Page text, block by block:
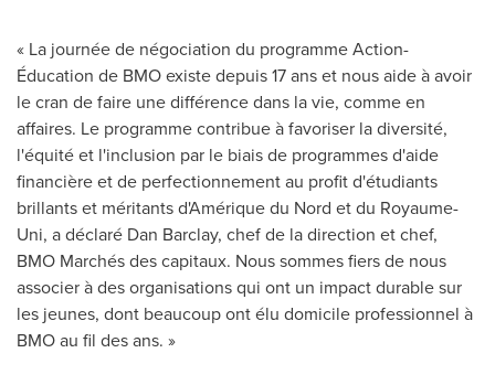
« La journée de négociation du programme Action-
Éducation de BMO existe depuis 17 ans et nous aide à avoir
le cran de faire une différence dans la vie, comme en
affaires. Le programme contribue à favoriser la diversité,
l'équité et l'inclusion par le biais de programmes d'aide
financière et de perfectionnement au profit d'étudiants
brillants et méritants d'Amérique du Nord et du Royaume-
Uni, a déclaré Dan Barclay, chef de la direction et chef,
BMO Marchés des capitaux. Nous sommes fiers de nous
associer à des organisations qui ont un impact durable sur
les jeunes, dont beaucoup ont élu domicile professionnel à
BMO au fil des ans. »